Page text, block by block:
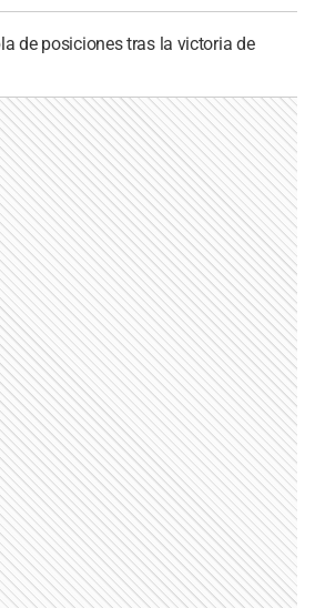
de posiciones tras la victoria de